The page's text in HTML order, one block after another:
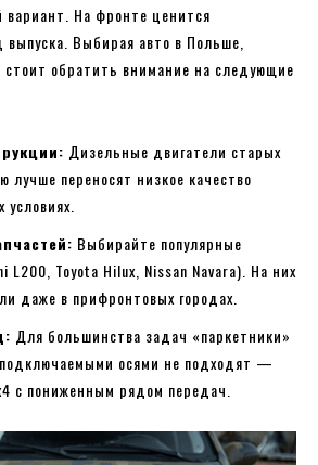
На фронте ценится
выпуска. Выбирая авто в Польше,
обратить внимание на следующие
Дизельные двигатели старых
лучше переносят низкое качество
Выбирайте популярные
L200, Toyota Hilux, Nissan Navara). На них
даже в прифронтовых городах.
Для большинства задач «паркетники»
осями не подходят —
с пониженным рядом передач.